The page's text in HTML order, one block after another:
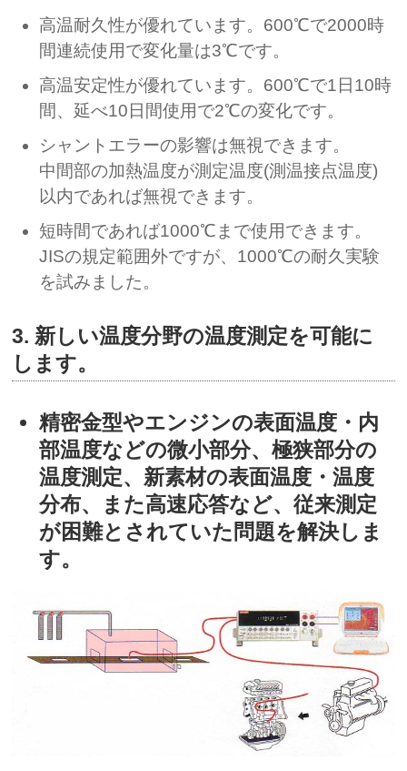
高温耐久性が優れています。600℃で2000時
間連続使用で変化量は3℃です。
高温安定性が優れています。600℃で1日10時
間、延べ10日間使用で2℃の変化です。
シャントエラーの影響は無視できます。
中間部の加熱温度が測定温度(測温接点温度)
以内であれば無視できます。
短時間であれば1000℃まで使用できます。
JISの規定範囲外ですが、1000℃の耐久実験
を試みました。
3. 新しい温度分野の温度測定を可能に
します。
精密金型やエンジンの表面温度・内
部温度などの微小部分、極狭部分の
温度測定、新素材の表面温度・温度
分布、また高速応答など、従来測定
が困難とされていた問題を解決しま
す。